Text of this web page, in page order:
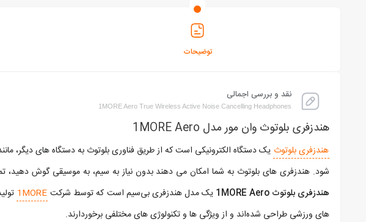
توضیحات
نقد و بررسی اجمالی
1MORE Aero True Wireless Active Noise Cancelling Headphones
هندزفری بلوتوث وان مور مدل 1MORE Aero
هندزفری بلوتوث یک دستگاه الکترونیکی است که از طریق فناوری بلوتوث به دستگاه‌ های دیگر،
‌شود. هندزفری ‌های بلوتوث به شما امکان می ‌دهند بدون نیاز به سیم، به موسیقی گوش دهید،
هندزفری بلوتوث 1MORE Aero
یک مدل هندزفری بی‌سیم است که توسط شرکت 1MORE
های ورزشی طراحی شده‌اند و از ویژگی ‌ها و تکنولوژی ‌های مختلفی برخوردارند.